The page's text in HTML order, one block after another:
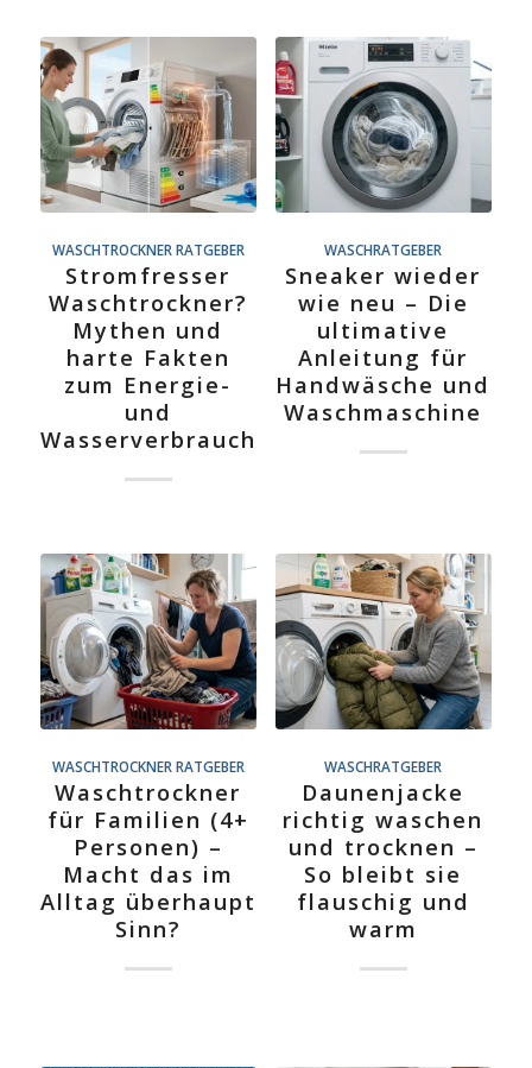
WASCHTROCKNER RATGEBER
Stromfresser
Waschtrockner?
Mythen und
harte Fakten
zum Energie-
und
Wasserverbrauch
WASCHRATGEBER
Sneaker wieder
wie neu – Die
ultimative
Anleitung für
Handwäsche und
Waschmaschine
WASCHTROCKNER RATGEBER
Waschtrockner
für Familien (4+
Personen) –
Macht das im
Alltag überhaupt
Sinn?
WASCHRATGEBER
Daunenjacke
richtig waschen
und trocknen –
So bleibt sie
flauschig und
warm